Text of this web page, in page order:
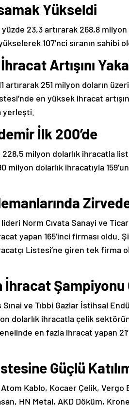
Yükseldi
23,3 artırarak 268,8
107’nci sıranın sahibi
Artışını
artırarak 251 milyon doların
en yüksek ihracat
yerleşti.
İlk 200’de
milyon dolarlık ihracatla
milyon dolarlık ihracatıyla
Norm Cıvata Sanayi ve
yapan 165’inci firması oldu.
Listesi’ne giren tek firma
Şampiyonu
ve Tıbbi Gazlar İstihsal
dolarlık ihracatla çelik
en fazla ihracat yapan
Güçlü
Atom Kablo, Kocaer Çelik,
HN Metal, AKD Döküm,